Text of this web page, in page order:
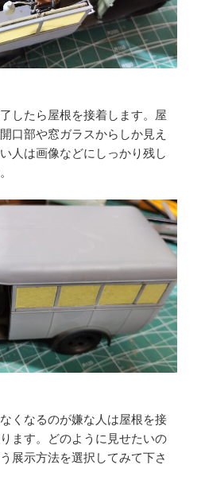
したら屋根を接着します。屋
口部や窓ガラスからしか見え
人は画像などにしっかり残し
くなるのが嫌な人は屋根を接
ます。どのように見せたいの
展示方法を選択してみて下さ